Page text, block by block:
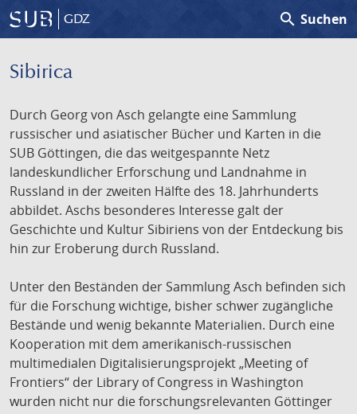
GDZ search Suchen
Sibirica
Durch Georg von Asch gelangte eine Sammlung
russischer und asiatischer Bücher und Karten in die
SUB Göttingen, die das weitgespannte Netz
landeskundlicher Erforschung und Landnahme in
Russland in der zweiten Hälfte des 18. Jahrhunderts
abbildet. Aschs besonderes Interesse galt der
Geschichte und Kultur Sibiriens von der Entdeckung bis
hin zur Eroberung durch Russland.
Unter den Beständen der Sammlung Asch befinden sich
für die Forschung wichtige, bisher schwer zugängliche
Bestände und wenig bekannte Materialien. Durch eine
Kooperation mit dem amerikanisch-russischen
multimedialen Digitalisierungsprojekt „Meeting of
Frontiers“ der Library of Congress in Washington
wurden nicht nur die forschungsrelevanten Göttinger